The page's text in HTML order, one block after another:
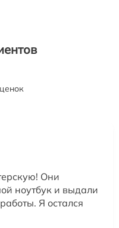
Они
ноутбук и выдали
Я остался